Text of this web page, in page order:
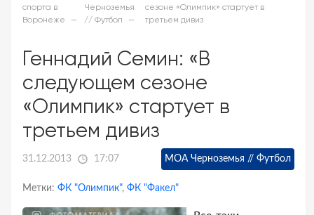
спорта в
Воронеже
Черноземья
// Футбол
сезоне «Олимпик» стартует в
третьем дивиз
Геннадий Семин: «В
следующем сезоне
«Олимпик» стартует в
третьем дивиз
31.12.2013 17:07 МОА Черноземья // Футбол
Метки: ФК "Олимпик", ФК "Факел"